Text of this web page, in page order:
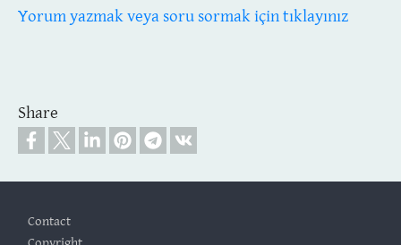
Yorum yazmak veya soru sormak için tıklayınız
Share
Contact